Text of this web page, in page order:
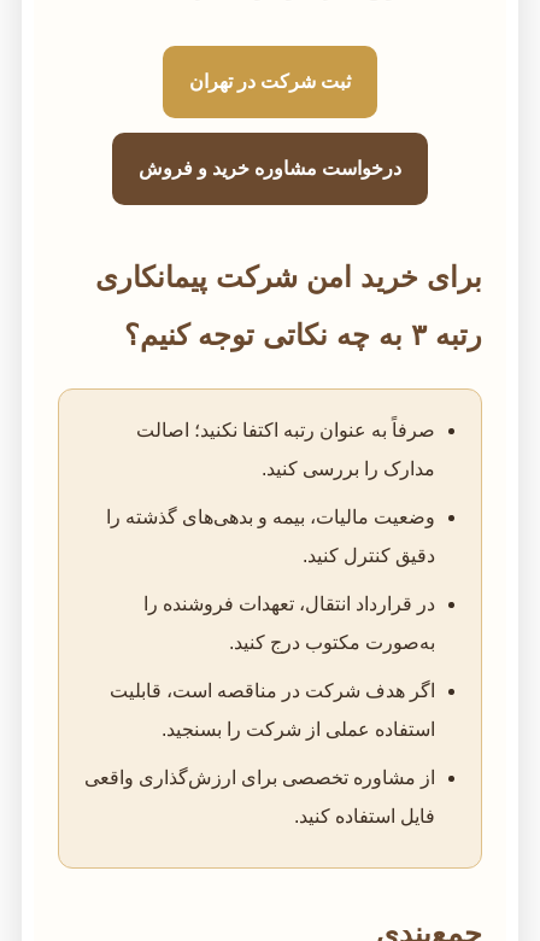
ثبت شرکت در تهران
درخواست مشاوره خرید و فروش
برای خرید امن شرکت پیمانکاری
رتبه ۳ به چه نکاتی توجه کنیم؟
صرفاً به عنوان رتبه اکتفا نکنید؛ اصالت
مدارک را بررسی کنید.
وضعیت مالیات، بیمه و بدهی‌های گذشته را
دقیق کنترل کنید.
در قرارداد انتقال، تعهدات فروشنده را
به‌صورت مکتوب درج کنید.
اگر هدف شرکت در مناقصه است، قابلیت
استفاده عملی از شرکت را بسنجید.
از مشاوره تخصصی برای ارزش‌گذاری واقعی
فایل استفاده کنید.
جمع‌بندی